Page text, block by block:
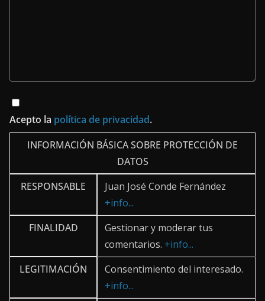
Acepto la política de privacidad.
INFORMACIÓN BÁSICA SOBRE PROTECCIÓN DE
DATOS
RESPONSABLE
Juan José Conde Fernández
+info...
FINALIDAD
Gestionar y moderar tus
comentarios. +info...
LEGITIMACIÓN
Consentimiento del interesado.
+info...